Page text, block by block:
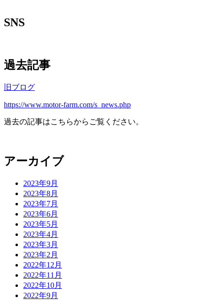
SNS
過去記事
旧ブログ
https://www.motor-farm.com/s_news.php
過去の記事はこちらからご覧ください。
アーカイブ
2023年9月
2023年8月
2023年7月
2023年6月
2023年5月
2023年4月
2023年3月
2023年2月
2022年12月
2022年11月
2022年10月
2022年9月